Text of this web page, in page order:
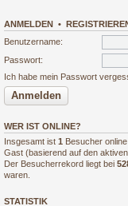
ANMELDEN •
Benutzername:
Passwort:
Ich habe mein Passwort
WER IST ONLINE?
Insgesamt ist 1
Besucher
Gast (basierend auf den
Der Besucherrekord liegt bei
waren.
STATISTIK